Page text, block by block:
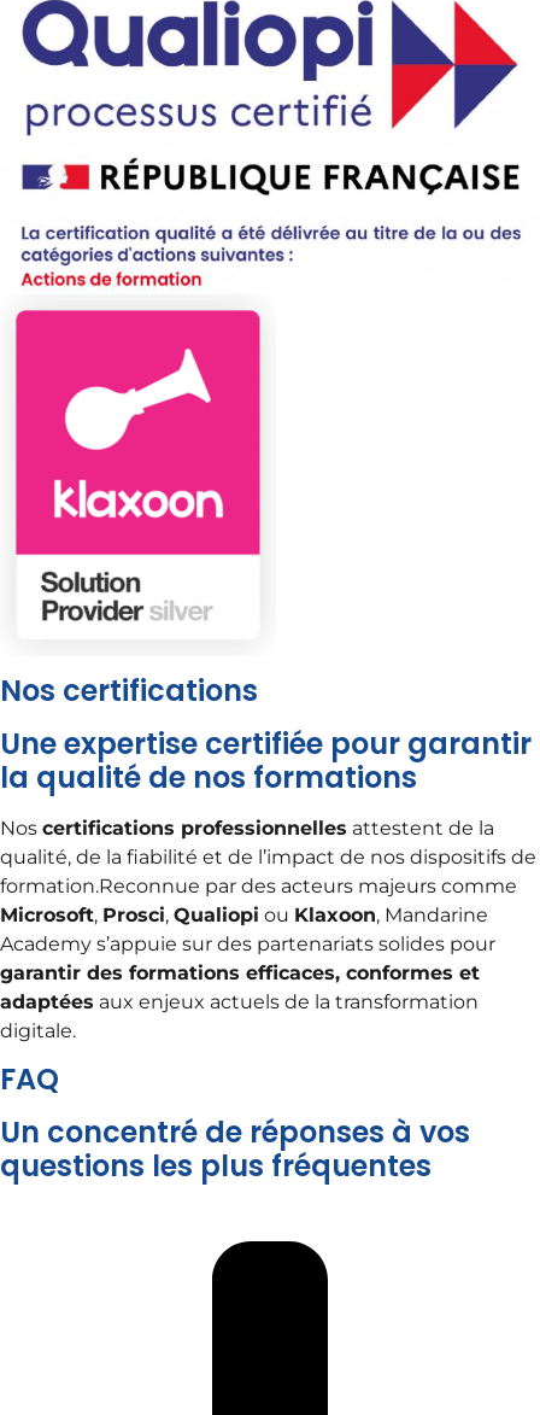
Nos certifications
Une expertise certifiée pour garantir
la qualité de nos formations
Nos certifications professionnelles attestent de la
qualité, de la fiabilité et de l’impact de nos dispositifs de
formation.Reconnue par des acteurs majeurs comme
Microsoft, Prosci, Qualiopi ou Klaxoon, Mandarine
Academy s’appuie sur des partenariats solides pour
garantir des formations efficaces, conformes et
adaptées aux enjeux actuels de la transformation
digitale.
FAQ
Un concentré de réponses à vos
questions les plus fréquentes